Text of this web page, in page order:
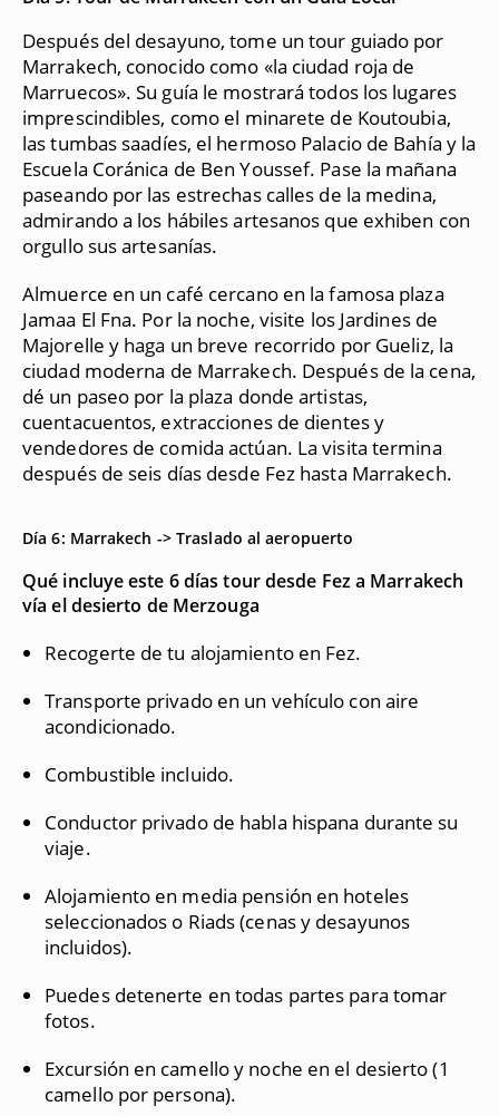
Después del desayuno, tome un tour guiado por
Marrakech, conocido como «la ciudad roja de
Marruecos». Su guía le mostrará todos los lugares
imprescindibles, como el minarete de Koutoubia,
las tumbas saadíes, el hermoso Palacio de Bahía y la
Escuela Coránica de Ben Youssef. Pase la mañana
paseando por las estrechas calles de la medina,
admirando a los hábiles artesanos que exhiben con
orgullo sus artesanías.
Almuerce en un café cercano en la famosa plaza
Jamaa El Fna. Por la noche, visite los Jardines de
Majorelle y haga un breve recorrido por Gueliz, la
ciudad moderna de Marrakech. Después de la cena,
dé un paseo por la plaza donde artistas,
cuentacuentos, extracciones de dientes y
vendedores de comida actúan. La visita termina
después de seis días desde Fez hasta Marrakech.
Día 6: Marrakech -> Traslado al aeropuerto
Qué incluye este 6 días tour desde Fez a Marrakech
vía el desierto de Merzouga
Recogerte de tu alojamiento en Fez.
Transporte privado en un vehículo con aire
acondicionado.
Combustible incluido.
Conductor privado de habla hispana durante su
viaje.
Alojamiento en media pensión en hoteles
seleccionados o Riads (cenas y desayunos
incluidos).
Puedes detenerte en todas partes para tomar
fotos.
Excursión en camello y noche en el desierto (1
camello por persona).